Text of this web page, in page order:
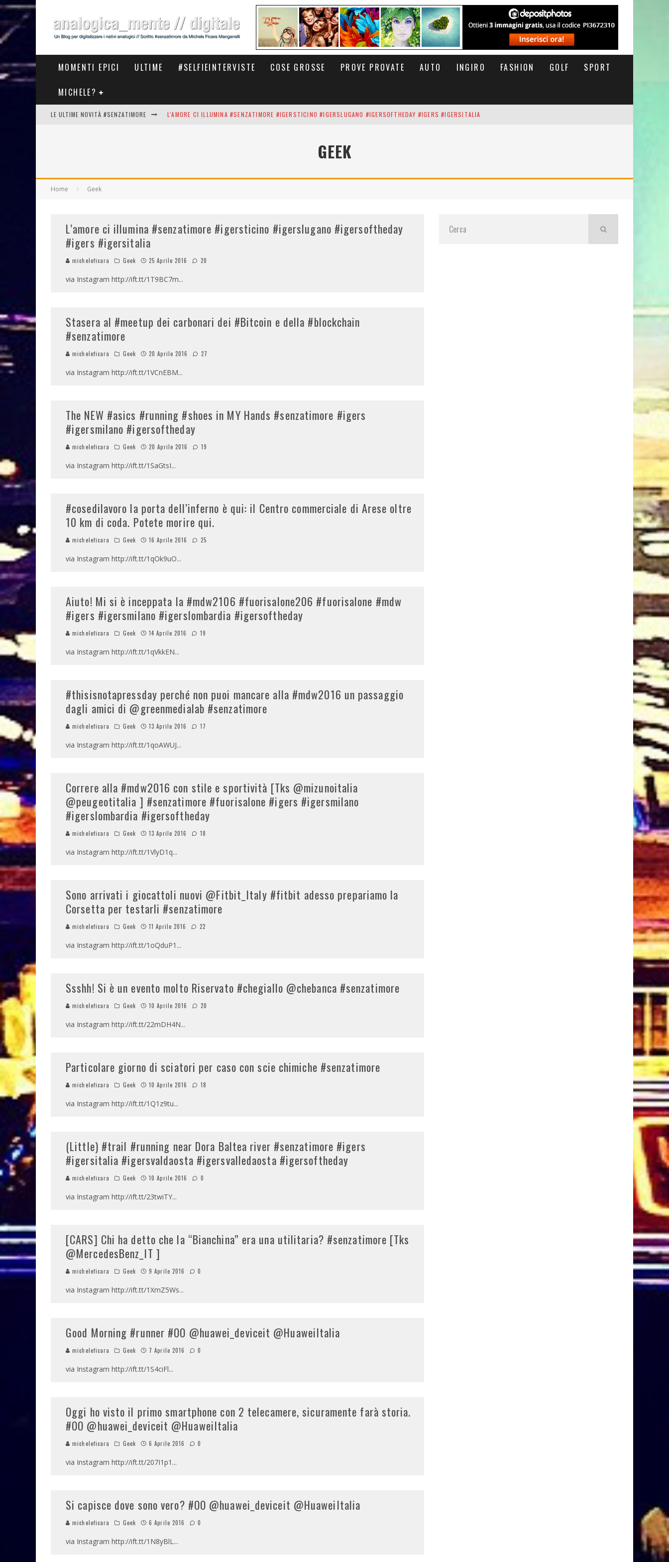
MOMENTI EPICI ULTIME #SELFIEINTERVISTE COSE GROSSE PROVE PROVATE AUTO INGIRO FASHION GOLF SPORT
MICHELE?
LE ULTIME NOVITÀ #SENZATIMORE L'AMORE CI ILLUMINA #SENZATIMORE #IGERSTICINO #IGERSLUGANO #IGERSOFTHEDAY #IGERS #IGERSITALIA
THE NEW #ASICS #RUNNING #SHOES IN MY HANDS #SENZATIMORE #IGERS #IGERSMILANO #IGERSOFTHEDAY
GEEK
Home Geek
L’amore ci illumina #senzatimore #igersticino #igerslugano #igersoftheday
#igers #igersitalia
micheleficara Geek 25 Aprile 2016 20
via Instagram http://ift.tt/1T9BC7m...
Stasera al #meetup dei carbonari dei #Bitcoin e della #blockchain
#senzatimore
micheleficara Geek 20 Aprile 2016 27
via Instagram http://ift.tt/1VCnEBM...
The NEW #asics #running #shoes in MY Hands #senzatimore #igers
#igersmilano #igersoftheday
micheleficara Geek 20 Aprile 2016 19
via Instagram http://ift.tt/1SaGtsI...
#cosedilavoro la porta dell’inferno è qui: il Centro commerciale di Arese oltre
10 km di coda. Potete morire qui.
micheleficara Geek 16 Aprile 2016 25
via Instagram http://ift.tt/1qOk9uO...
Aiuto! Mi si è inceppata la #mdw2106 #fuorisalone206 #fuorisalone #mdw
#igers #igersmilano #igerslombardia #igersoftheday
micheleficara Geek 14 Aprile 2016 19
via Instagram http://ift.tt/1qVkkEN...
#thisisnotapressday perché non puoi mancare alla #mdw2016 un passaggio
dagli amici di @greenmedialab #senzatimore
micheleficara Geek 13 Aprile 2016 17
via Instagram http://ift.tt/1qoAWUJ...
Correre alla #mdw2016 con stile e sportività [Tks @mizunoitalia
@peugeotitalia ] #senzatimore #fuorisalone #igers #igersmilano
#igerslombardia #igersoftheday
micheleficara Geek 13 Aprile 2016 18
via Instagram http://ift.tt/1VlyD1q...
Sono arrivati i giocattoli nuovi @Fitbit_Italy #fitbit adesso prepariamo la
Corsetta per testarli #senzatimore
micheleficara Geek 11 Aprile 2016 22
via Instagram http://ift.tt/1oQduP1 ...
Ssshh! Si è un evento molto Riservato #chegiallo @chebanca #senzatimore
micheleficara Geek 10 Aprile 2016 20
via Instagram http://ift.tt/22mDH4N...
Particolare giorno di sciatori per caso con scie chimiche #senzatimore
micheleficara Geek 10 Aprile 2016 18
via Instagram http://ift.tt/1Q1z9tu...
(Little) #trail #running near Dora Baltea river #senzatimore #igers
#igersitalia #igersvaldaosta #igersvalledaosta #igersoftheday
micheleficara Geek 10 Aprile 2016 0
via Instagram http://ift.tt/23twiTY...
[CARS] Chi ha detto che la “Bianchina” era una utilitaria? #senzatimore [Tks
@MercedesBenz_IT ]
micheleficara Geek 9 Aprile 2016 0
via Instagram http://ift.tt/1XmZ5Ws...
Good Morning #runner #OO @huawei_deviceit @HuaweiItalia
micheleficara Geek 7 Aprile 2016 0
via Instagram http://ift.tt/1S4ciFl...
Oggi ho visto il primo smartphone con 2 telecamere, sicuramente farà storia.
#OO @huawei_deviceit @HuaweiItalia
micheleficara Geek 6 Aprile 2016 0
via Instagram http://ift.tt/207I1p1 ...
Si capisce dove sono vero? #OO @huawei_deviceit @HuaweiItalia
micheleficara Geek 6 Aprile 2016 0
via Instagram http://ift.tt/1N8yBlL...